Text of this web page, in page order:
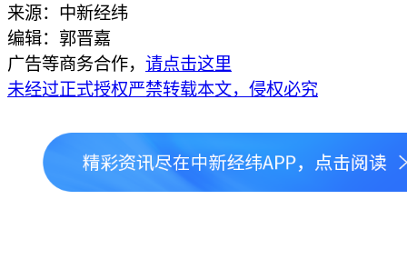
来源：中新经纬
编辑：郭晋嘉
广告等商务合作， 请点击这里
未经过正式授权严禁转载本文，侵权必究